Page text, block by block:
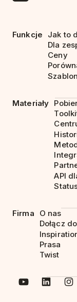
Funkcje
Jak to
Dla
Ceny
Materiały
API
Firma
O nas
Dołącz
Prasa
Twist